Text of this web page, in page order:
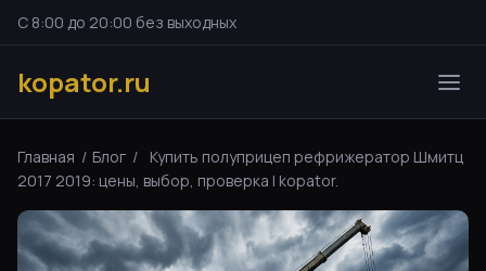
С 8:00 до 20:00 без выходных
kopator.ru
Главная / Блог /
Купить полуприцеп рефрижератор Шмитц
2017 2019: цены, выбор, проверка | kopator.